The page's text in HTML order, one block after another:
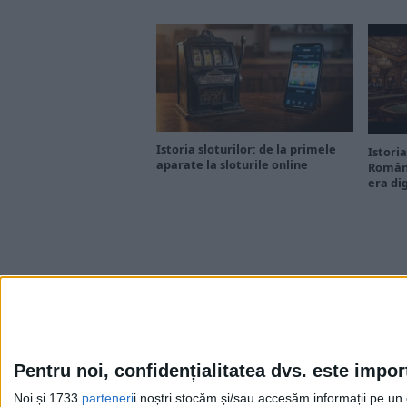
Pentru noi, confidențialitatea dvs. este
Noi și 1733 partenerii noștri stocăm și/sau accesăm informații pe
Istoria sloturilor: de la primele
aparate la sloturile online
era